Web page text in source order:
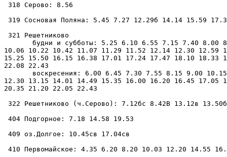
318 Серово: 8.56
319 Сосновая Поляна: 5.45 7.27 12.29б 14.14 15.59
321 Решетниково
будни и субботы: 5.25 6.10 6.55 7.15 7.40 8.00
10.06 10.22 10.42 11.07 11.29 11.52 12.14 12.30 12.59
15.25 15.50 16.15 16.38 17.01 17.24 17.47 18.10 18.33
22.08 22.43
воскресения: 6.00 6.45 7.30 7.55 8.15 9.00
12.30 13.15 14.01 14.49 15.35 16.00 16.20 16.45 17.05
20.35 21.20 22.05 22.43
322 Решетниково (ч.Серово): 7.12бс 8.42В 13.12в
404 Подгорное: 7.18 14.58 19.53
409 оз.Долгое: 10.45св 17.04св
410 Первомайское: 4.35 6.20 8.20 10.03 12.20 14.55